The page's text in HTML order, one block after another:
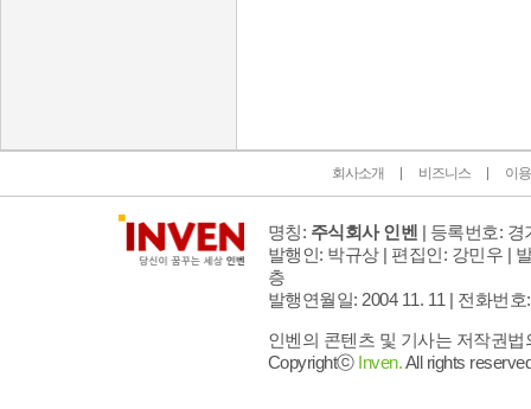
회사소개 비즈니스 이
명칭: 주식회사 인벤 | 등록번호: 경
발행인: 박규상 | 편집인: 강민우 |
층
발행연월일: 2004 11. 11 | 전화번호
인벤의 콘텐츠 및 기사는 저작권
Copyrightⓒ Inven.All rights